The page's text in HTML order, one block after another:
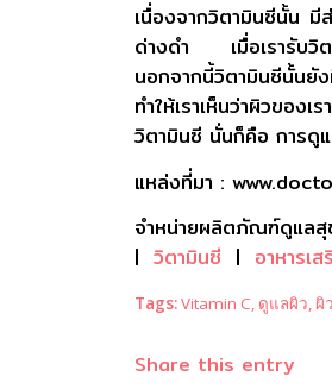
เนื่องจากวิตามินซีนั้น
ด่างดำ เมื่อเรารับวิต
นอกจากนี้วิตามินซีนั้นยั
ทำให้เราเห็นว่าผิวของ
วิตามินซี นั่นก็คือ การดู
แหล่งที่มา :
จำหน่ายผลิตภัณฑ์ดูแล
| วิตามินซี | อาหารเส
Tags:Vitamin C, ดูแลผิว, ผิ
Share this entry